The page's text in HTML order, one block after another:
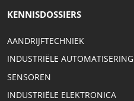
KENNISDOSSIERS
AANDRIJFTECHNIEK
INDUSTRIËLE AUTOMATISERING
SENSOREN
INDUSTRIËLE ELEKTRONICA